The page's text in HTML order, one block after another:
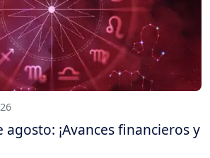
¡Avances financieros y